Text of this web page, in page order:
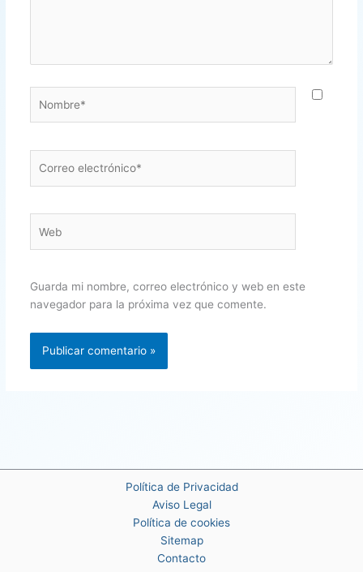
electrónico*
Guarda mi nombre, correo electrónico y web en este
navegador para la próxima vez que comente.
Política de Privacidad
Aviso Legal
Política de cookies
Sitemap
Contacto